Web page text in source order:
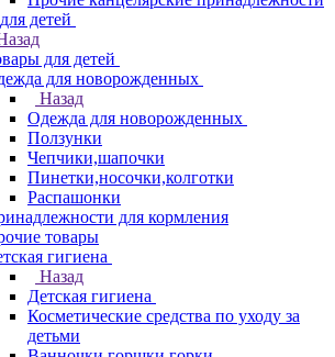
детей
для детей
для новорожденных
Назад
Одежда для новорожденных
Ползунки
Чепчики,шапочки
Пинетки,носочки,колготки
Распашонки
для кормления
товары
гигиена
Назад
Детская гигиена
Косметические средства по уходу за
детьми